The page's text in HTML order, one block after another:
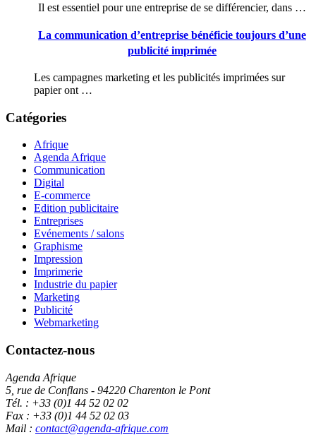
Il est essentiel pour une entreprise de se différencier, dans …
La communication d’entreprise bénéficie toujours d’une
publicité imprimée
Les campagnes marketing et les publicités imprimées sur
papier ont …
Catégories
Afrique
Agenda Afrique
Communication
Digital
E-commerce
Edition publicitaire
Entreprises
Evénements / salons
Graphisme
Impression
Imprimerie
Industrie du papier
Marketing
Publicité
Webmarketing
Contactez-nous
Agenda Afrique
5, rue de Conflans - 94220 Charenton le Pont
Tél. : +33 (0)1 44 52 02 02
Fax : +33 (0)1 44 52 02 03
Mail : contact@agenda-afrique.com